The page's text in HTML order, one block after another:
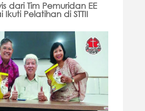
dari Tim Pemuridan EE
Ikuti Pelatihan di STTII